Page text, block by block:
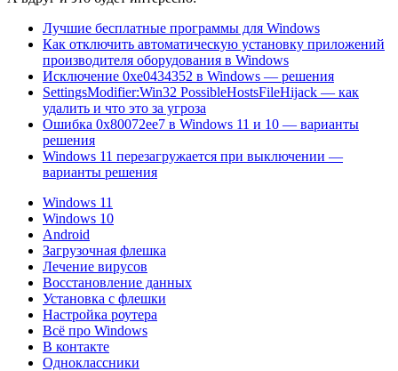
Лучшие бесплатные программы для Windows
Как отключить автоматическую установку приложений
производителя оборудования в Windows
Исключение 0xe0434352 в Windows — решения
SettingsModifier:Win32 PossibleHostsFileHijack — как
удалить и что это за угроза
Ошибка 0x80072ee7 в Windows 11 и 10 — варианты
решения
Windows 11 перезагружается при выключении —
варианты решения
Windows 11
Windows 10
Android
Загрузочная флешка
Лечение вирусов
Восстановление данных
Установка с флешки
Настройка роутера
Всё про Windows
В контакте
Одноклассники